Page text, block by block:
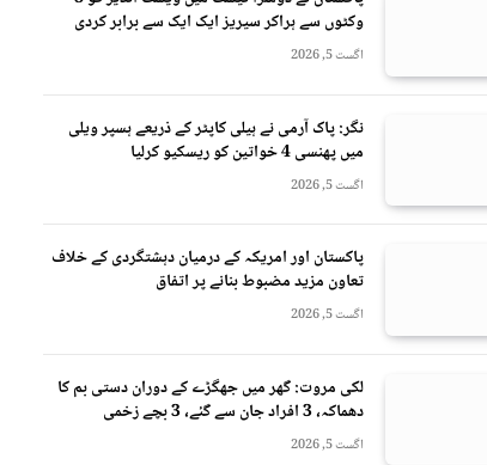
وکٹوں سے ہراکر سیریز ایک ایک سے برابر کردی
اگست 5, 2026
نگر: پاک آرمی نے ہیلی کاپٹر کے ذریعے ہسپر ویلی
میں پھنسی 4 خواتین کو ریسکیو کرلیا
اگست 5, 2026
پاکستان اور امریکہ کے درمیان دہشتگردی کے خلاف
تعاون مزید مضبوط بنانے پر اتفاق
اگست 5, 2026
لکی مروت: گھر میں جھگڑے کے دوران دستی بم کا
دھماکہ، 3 افراد جان سے گئے، 3 بچے زخمی
اگست 5, 2026